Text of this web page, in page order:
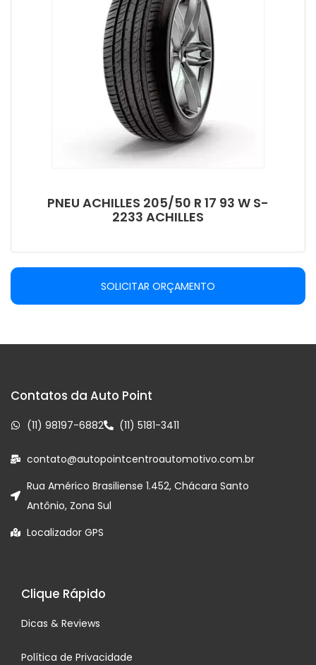
PNEU ACHILLES 205/50 R 17 93 W S-
2233 ACHILLES
SOLICITAR ORÇAMENTO
Contatos da Auto Point
(11) 98197-6882 (11) 5181-3411
contato@autopointcentroautomotivo.com.br
Rua Américo Brasiliense 1.452, Chácara Santo
Antônio, Zona Sul
Localizador GPS
Clique Rápido
Dicas & Reviews
Política de Privacidade